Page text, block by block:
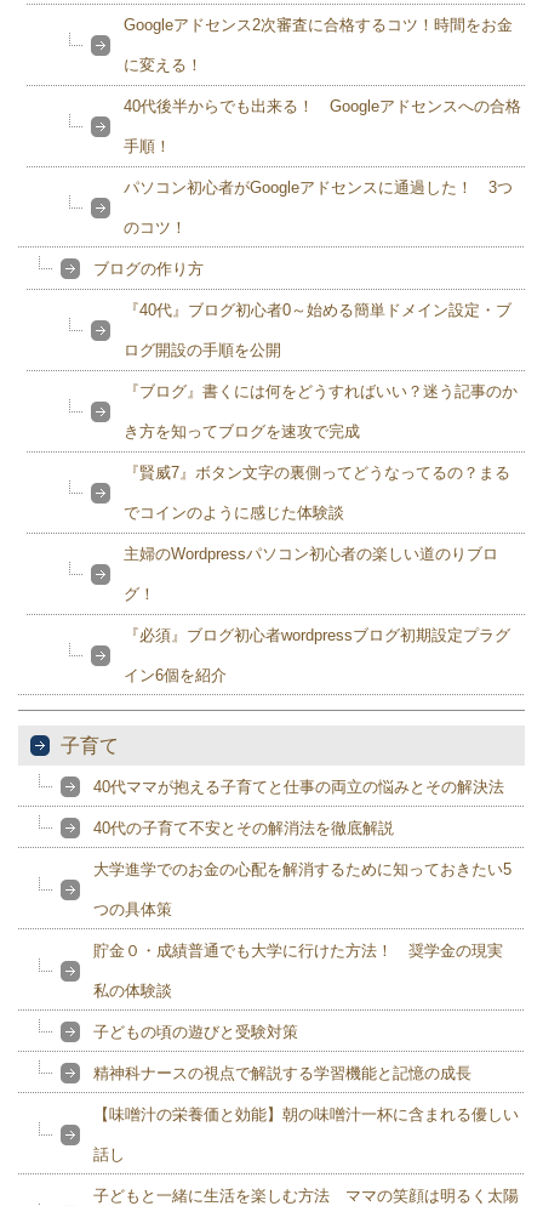
Googleアドセンス2次審査に合格するコツ！時間をお金
に変える！
40代後半からでも出来る！ Googleアドセンスへの合格
手順！
パソコン初心者がGoogleアドセンスに通過した！ 3つ
のコツ！
ブログの作り方
『40代』ブログ初心者0～始める簡単ドメイン設定・ブ
ログ開設の手順を公開
『ブログ』書くには何をどうすればいい？迷う記事のか
き方を知ってブログを速攻で完成
『賢威7』ボタン文字の裏側ってどうなってるの？まる
でコインのように感じた体験談
主婦のWordpressパソコン初心者の楽しい道のりブロ
グ！
『必須』ブログ初心者wordpressブログ初期設定プラグ
イン6個を紹介
子育て
40代ママが抱える子育てと仕事の両立の悩みとその解決法
40代の子育て不安とその解消法を徹底解説
大学進学でのお金の心配を解消するために知っておきたい5
つの具体策
貯金０・成績普通でも大学に行けた方法！ 奨学金の現実
私の体験談
子どもの頃の遊びと受験対策
精神科ナースの視点で解説する学習機能と記憶の成長
【味噌汁の栄養価と効能】朝の味噌汁一杯に含まれる優しい
話し
子どもと一緒に生活を楽しむ方法 ママの笑顔は明るく太陽